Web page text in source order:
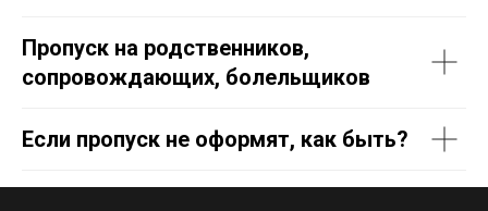
Пропуск на родственников,
сопровождающих, болельщиков
Если пропуск не оформят, как быть?